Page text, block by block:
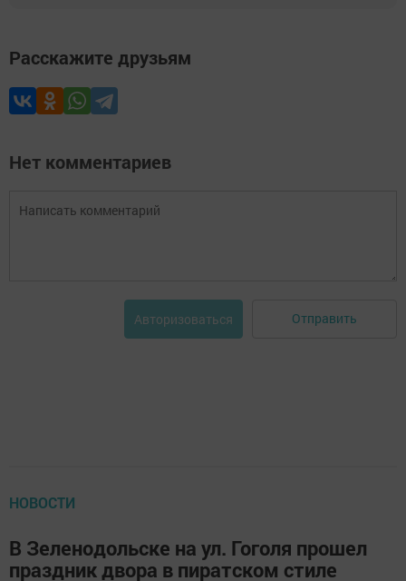
Расскажите друзьям
Нет комментариев
Авторизоваться Отправить
НОВОСТИ
В Зеленодольске на ул. Гоголя прошел
праздник двора в пиратском стиле